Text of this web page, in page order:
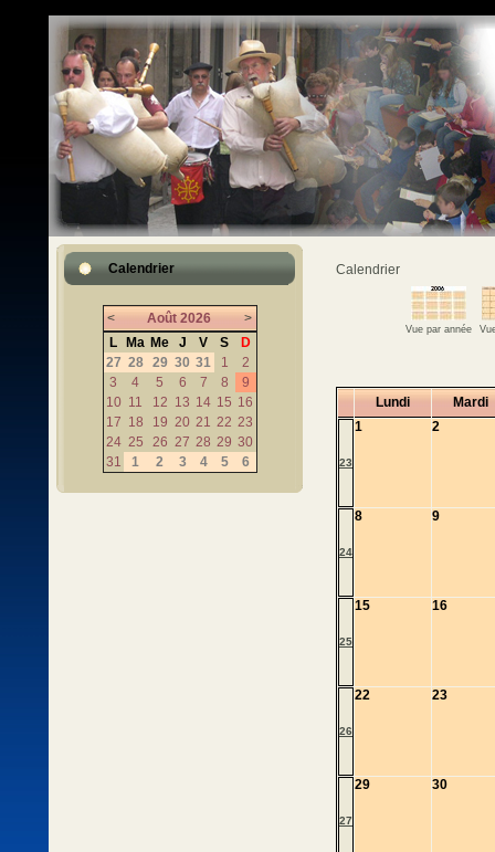
Calendrier
< Août 2026
>
L
Ma Me J V S
D
27 28 29 30 31 1
2
3
4 5 6 7 8
9
10 11 12 13 14 15 16
17 18 19 20 21 22 23
24 25 26 27 28 29 30
31
1 2 3 4 5 6
Calendrier
Vue par année
Lundi Mardi
23
1 2
24
8 9
25
15 16
26
22 23
27
29 30